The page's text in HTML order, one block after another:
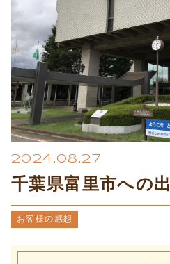
プライバシー
2024.08.27
千葉県富里市への
お客様の感想